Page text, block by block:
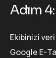
Adım
Ekibinizi
Google E-